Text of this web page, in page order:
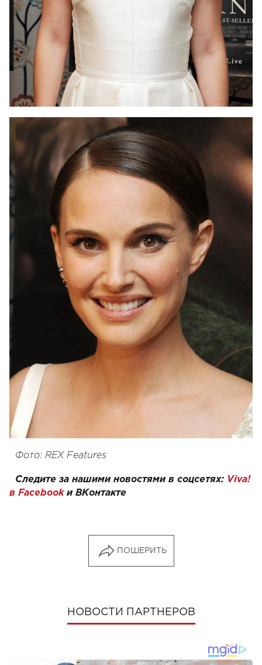
Фото: REX Features
Следите за нашими новостями в соцсетях: Viva!
в Facebookи ВКонтакте
ПОШЕРИТЬ
НОВОСТИ ПАРТНЕРОВ